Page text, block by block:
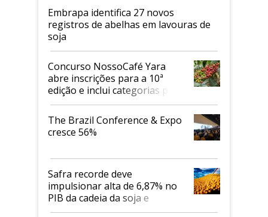
Embrapa identifica 27 novos
registros de abelhas em lavouras de
soja
Concurso NossoCafé Yara
abre inscrições para a 10ª
edição e inclui categorias para
cafés Canephora
The Brazil Conference & Expo
cresce 56%
Safra recorde deve
impulsionar alta de 6,87% no
PIB da cadeia da soja e
biodiesel em 2026